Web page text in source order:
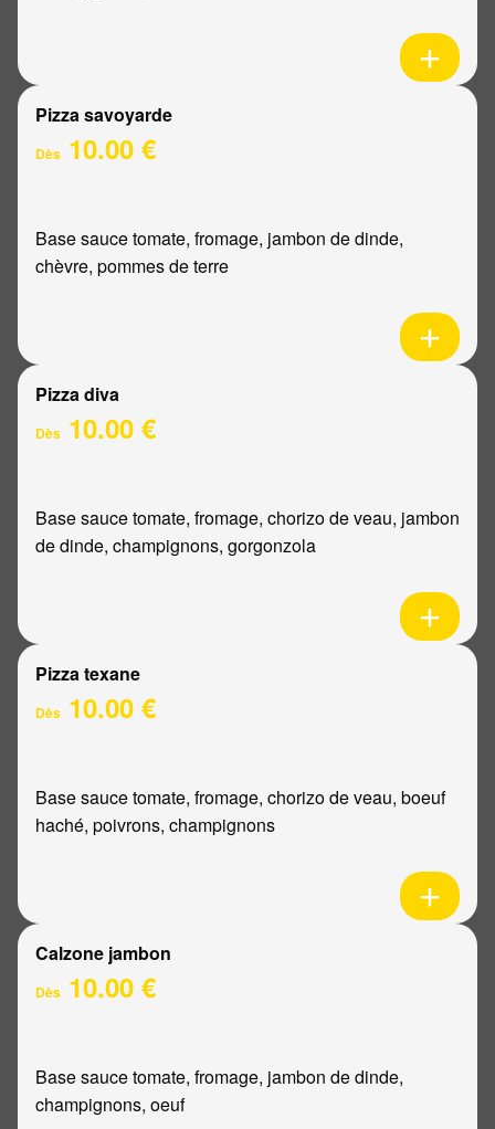
Pizza savoyarde
Dès 10.00 €
Base sauce tomate, fromage, jambon de dinde,
chèvre, pommes de terre
Pizza diva
Dès 10.00 €
Base sauce tomate, fromage, chorizo de veau, jambon
de dinde, champignons, gorgonzola
Pizza texane
Dès 10.00 €
Base sauce tomate, fromage, chorizo de veau, boeuf
haché, poivrons, champignons
Calzone jambon
Dès 10.00 €
Base sauce tomate, fromage, jambon de dinde,
champignons, oeuf